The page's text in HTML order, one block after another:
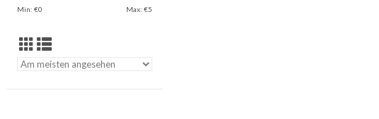
Min: €0 Max: €5